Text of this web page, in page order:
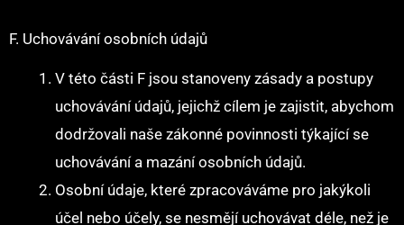
F. Uchovávání osobních údajů
V této části F jsou stanoveny zásady a postupy
uchovávání údajů, jejichž cílem je zajistit, abychom
dodržovali naše zákonné povinnosti týkající se
uchovávání a mazání osobních údajů.
Osobní údaje, které zpracováváme pro jakýkoli
účel nebo účely, se nesmějí uchovávat déle, než je